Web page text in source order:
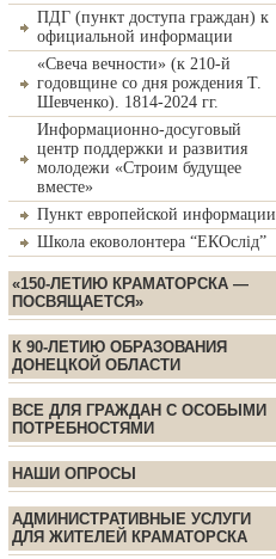
ПДГ (пункт доступа граждан) к
официальной информации
«Свеча вечности» (к 210-й
годовщине со дня рождения Т.
Шевченко). 1814-2024 гг.
Информационно-досуговый
центр поддержки и развития
молодежи «Строим будущее
вместе»
Пункт европейской информации
Школа ековолонтера “ЕКОслід”
«150-ЛЕТИЮ КРАМАТОРСКА —
ПОСВЯЩАЕТСЯ»
К 90-ЛЕТИЮ ОБРАЗОВАНИЯ
ДОНЕЦКОЙ ОБЛАСТИ
ВСЕ ДЛЯ ГРАЖДАН С ОСОБЫМИ
ПОТРЕБНОСТЯМИ
НАШИ ОПРОСЫ
АДМИНИСТРАТИВНЫЕ УСЛУГИ
ДЛЯ ЖИТЕЛЕЙ КРАМАТОРСКА